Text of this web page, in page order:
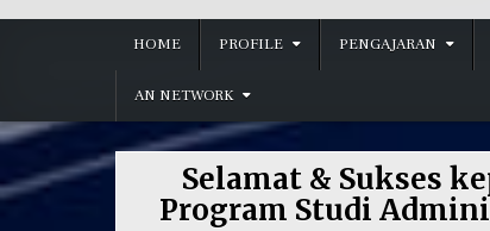
HOME PROFILE PENGAJARAN
AN NETWORK
Selamat & Sukses
Program Studi